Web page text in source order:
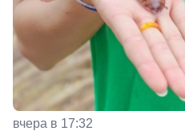
вчера в 17:32